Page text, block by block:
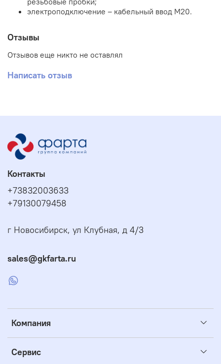
электроподключение – кабельный ввод M20.
Отзывы
Отзывов еще никто не оставлял
Написать отзыв
Компания
Сервис
Контакты
+73832003633
+79130079458
г Новосибирск, ул Клубная, д 4/3
sales@gkfarta.ru